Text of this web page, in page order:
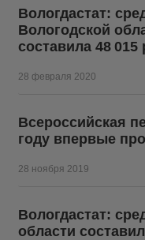
Вологдастат:
Вологодской
составила 48 015
28 февраля 2020
Всероссийская
году впервые
28 ноября 2019
Вологдастат:
области